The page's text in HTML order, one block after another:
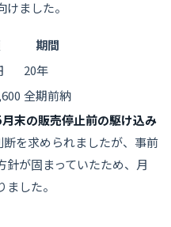
ました。
期間
20年
全期前納
末の販売停止前の駆け込み
を求められましたが、事前
が固まっていたため、月
した。